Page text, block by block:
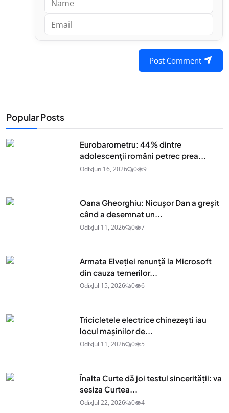
Post Comment
Popular Posts
Eurobarometru: 44% dintre
adolescenţii români petrec prea...
OdixJun 16, 2026 0 9
Oana Gheorghiu: Nicușor Dan a greșit
când a desemnat un...
OdixJul 11, 2026 0 7
Armata Elveției renunță la Microsoft
din cauza temerilor...
OdixJul 15, 2026 0 6
Tricicletele electrice chinezești iau
locul mașinilor de...
OdixJul 11, 2026 0 5
Înalta Curte dă joi testul sincerității: va
sesiza Curtea...
OdixJul 22, 2026 0 4